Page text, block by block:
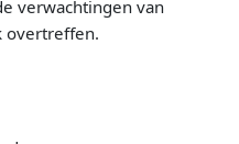
verwachtingen van
overtreffen.